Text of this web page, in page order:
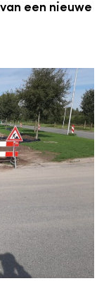
een nieuwe